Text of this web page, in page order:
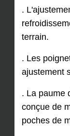
.
terrain.
. Les
ajustement
. La paume
conçue de
poches de